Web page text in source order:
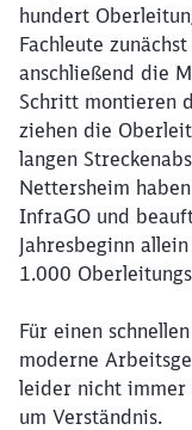
hundert
Fachleute
anschließend die
Schritt montieren
ziehen die
langen
Nettersheim
InfraGO und
Jahresbeginn
1.000
Für einen
moderne
leider nicht
um Verständnis.